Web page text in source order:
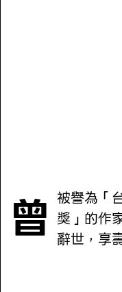
曾被譽為「台灣最有機會得諾貝爾文學 獎」的作
辭世，享